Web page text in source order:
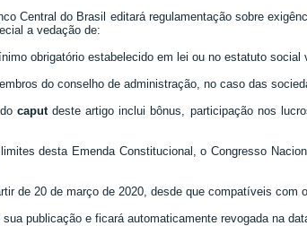
Central do Brasil editará regulamentação sobre
a vedação de:
obrigatório estabelecido em lei ou no estatuto
do conselho de administração, no caso das
caputdeste artigo inclui bônus, participação nos
desta Emenda Constitucional, o Congresso
de 20 de março de 2020, desde que compatíveis com
publicação e ficará automaticamente revogada na